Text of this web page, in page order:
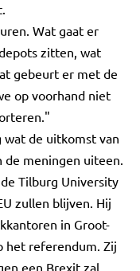
Wat gaat er
zitten, wat
gebeurt er met de
op voorhand niet
wat de uitkomst van
meningen uiteen.
Tilburg University
zullen blijven. Hij
in Groot-
het referendum. Zij
een Brexit zal